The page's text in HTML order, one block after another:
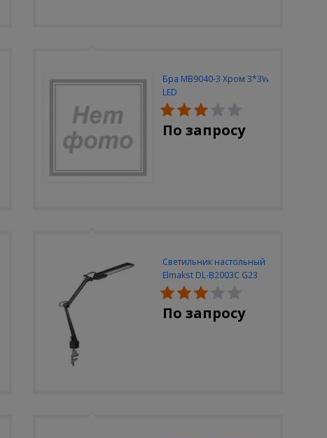
Бра MB9040-3 Хром 3*3W
LED
По запросу
Светильник настольный
Elmakst DL-B2003C G23
черный струбцина
По запросу